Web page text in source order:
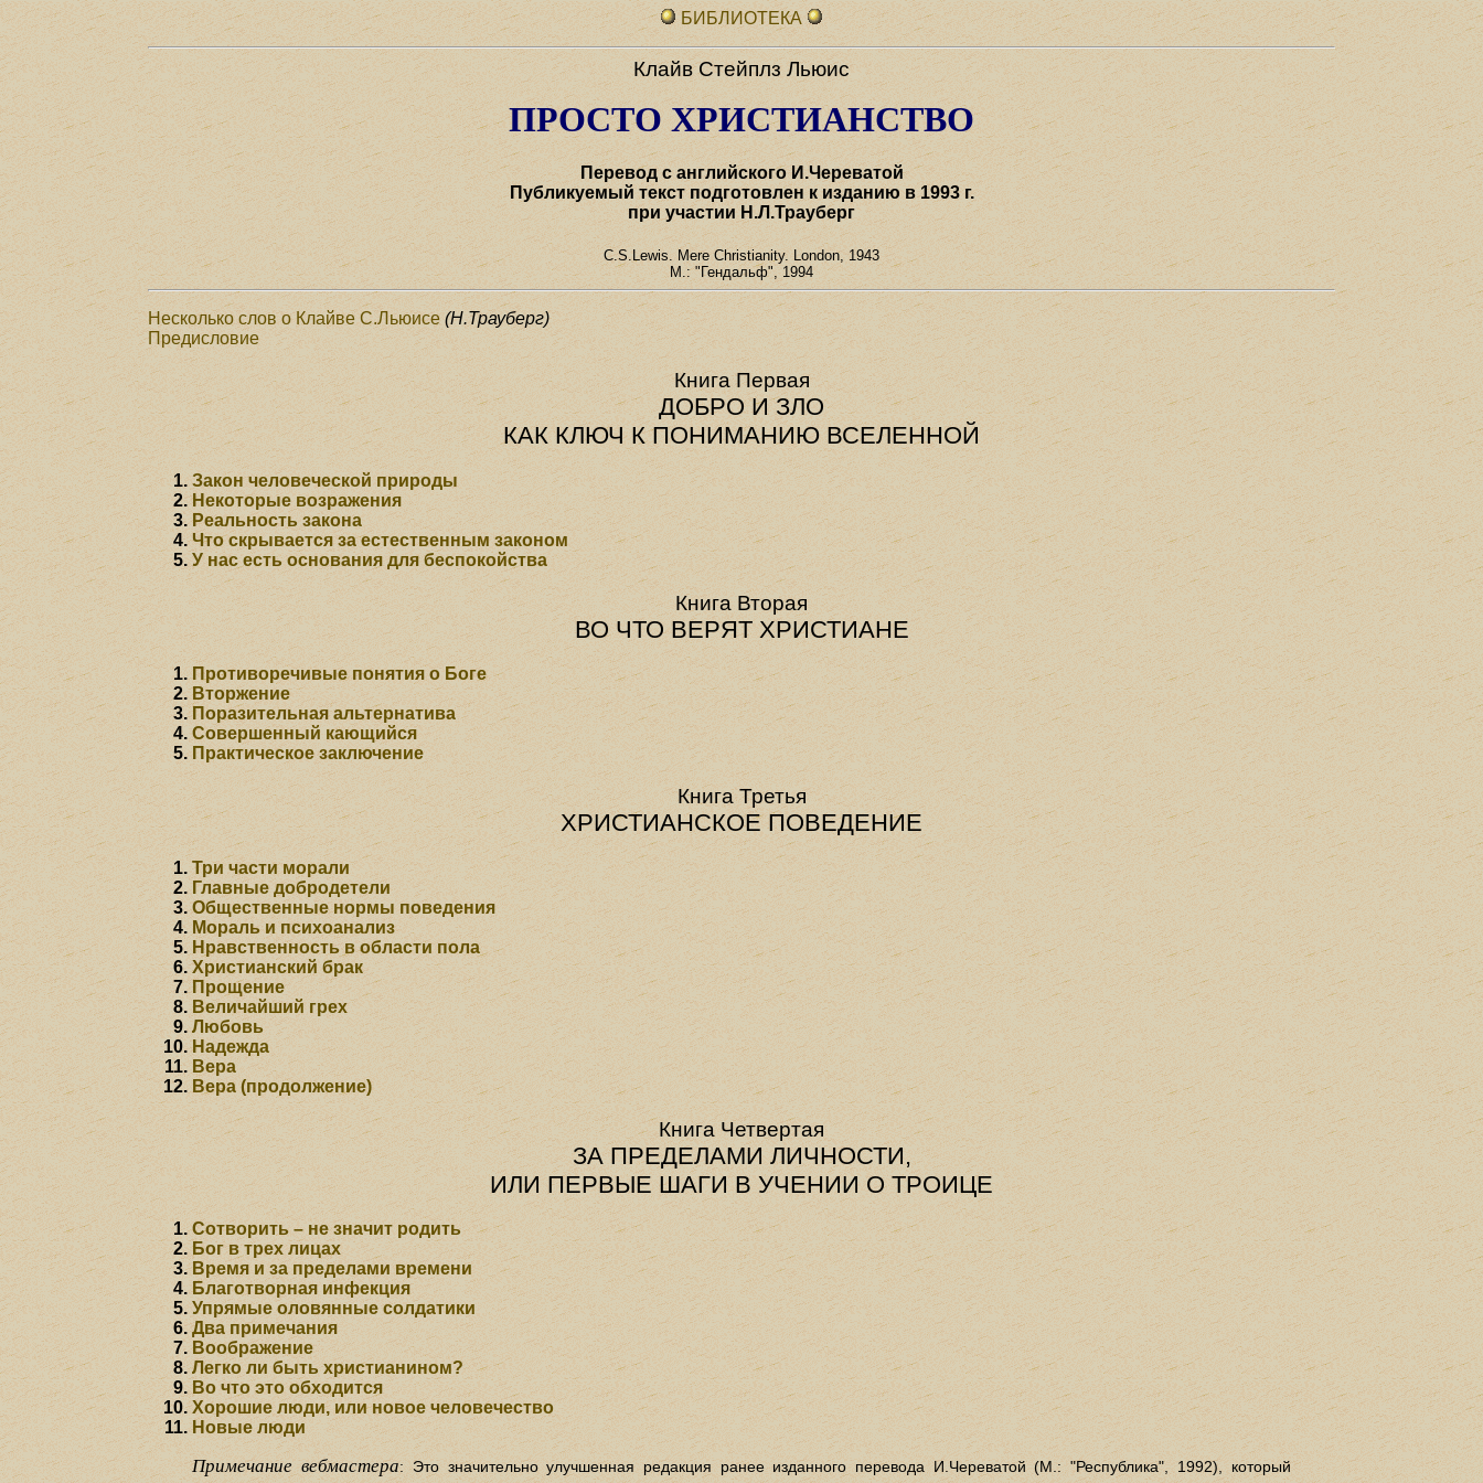
БИБЛИОТЕКА
Клайв Стейплз Льюис
ПРОСТО ХРИСТИАНСТВО
Перевод с английского И.Череватой
Публикуемый текст подготовлен к изданию в 1993 г.
при участии Н.Л.Трауберг
C.S.Lewis. Mere Christianity. London, 1943
М.: "Гендальф", 1994
Несколько слов о Клайве С.Льюисе (Н.Трауберг)
Предисловие
Книга Первая
ДОБРО И ЗЛО
КАК КЛЮЧ К ПОНИМАНИЮ ВСЕЛЕННОЙ
Закон человеческой природы
Некоторые возражения
Реальность закона
Что скрывается за естественным законом
У нас есть основания для беспокойства
Книга Вторая
ВО ЧТО ВЕРЯТ ХРИСТИАНЕ
Противоречивые понятия о Боге
Вторжение
Поразительная альтернатива
Совершенный кающийся
Практическое заключение
Книга Третья
ХРИСТИАНСКОЕ ПОВЕДЕНИЕ
Три части морали
Главные добродетели
Общественные нормы поведения
Мораль и психоанализ
Нравственность в области пола
Христианский брак
Прощение
Величайший грех
Любовь
Надежда
Вера
Вера (продолжение)
Книга Четвертая
ЗА ПРЕДЕЛАМИ ЛИЧНОСТИ,
ИЛИ ПЕРВЫЕ ШАГИ В УЧЕНИИ О ТРОИЦЕ
Сотворить – не значит родить
Бог в трех лицах
Время и за пределами времени
Благотворная инфекция
Упрямые оловянные солдатики
Два примечания
Воображение
Легко ли быть христианином?
Во что это обходится
Хорошие люди, или новое человечество
Новые люди
Примечание вебмастера: Это значительно улучшенная редакция ранее изданного перевода И.Череватой (М.: "Республика", 1992), который